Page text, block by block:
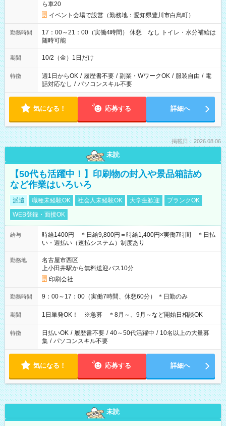
ら車20
イベント会場で設営（勤務地：愛知県豊川市白鳥町）
勤務時間
17：00～21：00（実働4時間） 休憩 なし トイレ・水分補給は
随時可能
期間 10/2（金）1日だけ
特徴 週1日からOK / 履歴書不要 / 副業・WワークOK / 服装自由 / 電
話対応なし / パソコンスキル不要
気になる！ 応募する 詳細へ
掲載日：2026.08.06
未読
【50代も活躍中！】印刷物の封入や景品箱詰め
など作業はいろいろ
派遣 職種未経験OK 社会人未経験OK 大学生歓迎
ブランクOK
WEB登録・面接OK
給与
時給1400円 ＊日給9,800円＝時給1,400円×実働7時間 ＊日払
い・週払い（速払システム）制度あり
勤務地
名古屋市西区
上小田井駅から無料送迎バス10分
印刷会社
勤務時間 9：00～17：00（実働7時間、休憩60分） ＊日勤のみ
期間 1日単発OK！ ※急募 ＊8月～、9月～など開始日相談OK
特徴 日払いOK / 履歴書不要 / 40～50代活躍中 / 10名以上の大量募
集 / パソコンスキル不要
気になる！ 応募する 詳細へ
未読